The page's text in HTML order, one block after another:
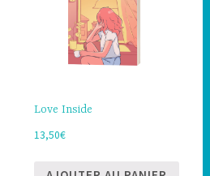
Love Inside
13,50€